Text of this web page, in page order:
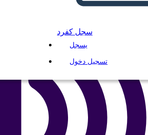
سجل كفرد
يسجل
تسجيل دخول